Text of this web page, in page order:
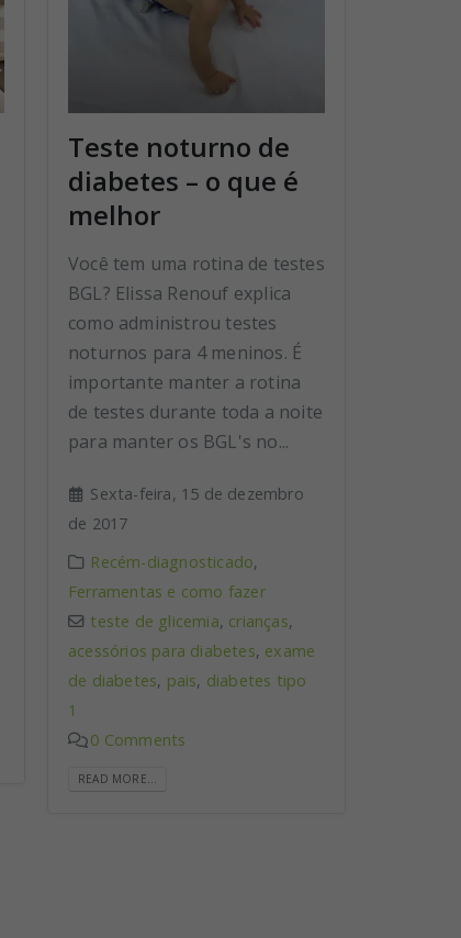
Teste noturno de
diabetes – o que é
melhor
Você tem uma rotina de testes
BGL? Elissa Renouf explica
como administrou testes
noturnos para 4 meninos. É
importante manter a rotina
de testes durante toda a noite
para manter os BGL's no...
Sexta-feira, 15 de dezembro
de 2017
Recém-diagnosticado,
Ferramentas e como fazer
teste de glicemia, crianças,
acessórios para diabetes, exame
de diabetes, pais, diabetes tipo
1
0 Comments
READ MORE...